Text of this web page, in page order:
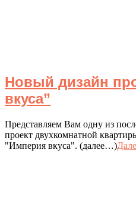
Новый дизайн
вкуса”
Представляем Вам одну из
проект двухкомнатной
"Империя вкуса". (далее…)